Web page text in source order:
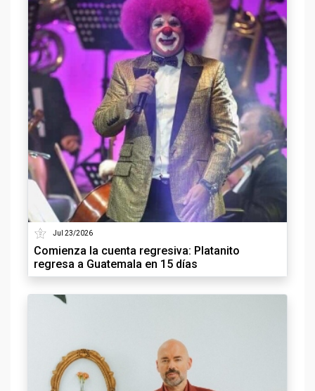
Jul 23/2026
Comienza la cuenta regresiva: Platanito
regresa a Guatemala en 15 días